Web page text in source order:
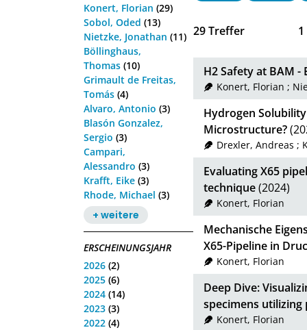
Konert, Florian (29)
Sobol, Oded (13)
Nietzke, Jonathan (11)
Böllinghaus,
Thomas (10)
Grimault de Freitas,
Tomás (4)
Alvaro, Antonio (3)
Blasón Gonzalez,
Sergio (3)
Campari,
Alessandro (3)
Krafft, Eike (3)
Rhode, Michael (3)
+ weitere
ERSCHEINUNGSJAHR
2026 (2)
2025 (6)
2024 (14)
2023 (3)
2022 (4)
29Treffer 1
H2 Safety at BAM
Konert, Florian ;
Hydrogen
Microstructure?
Drexler, Andreas ;
Evaluating X65
technique(2024)
Konert, Florian
Mechanische
X65-Pipeline in
Konert, Florian
Deep Dive:
specimens utilizing
Konert, Florian